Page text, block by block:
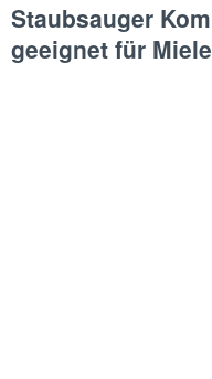
Staubsauger
geeignet für